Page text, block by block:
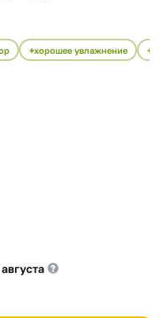
хорошее увлажнение